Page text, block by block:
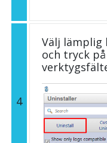
4
Välj lämplig
och tryck